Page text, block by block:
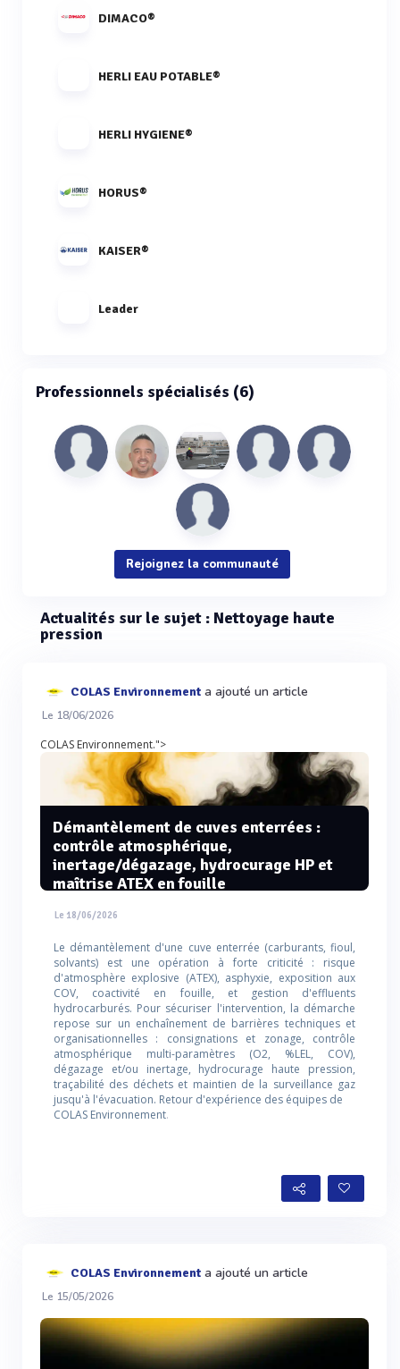
DIMACO®
HERLI EAU POTABLE®
HERLI HYGIENE®
HORUS®
KAISER®
Leader
Professionnels spécialisés (6)
Rejoignez la communauté
Actualités sur le sujet : Nettoyage haute
pression
COLAS Environnement a ajouté un article
Le 18/06/2026
COLAS Environnement.">
Démantèlement de cuves enterrées :
contrôle atmosphérique,
inertage/dégazage, hydrocurage HP et
maîtrise ATEX en fouille
Le 18/06/2026
Le démantèlement d'une cuve enterrée (carburants, fioul,
solvants) est une opération à forte criticité : risque
d'atmosphère explosive (ATEX), asphyxie, exposition aux
COV, coactivité en fouille, et gestion d'effluents
hydrocarburés. Pour sécuriser l'intervention, la démarche
repose sur un enchaînement de barrières techniques et
organisationnelles : consignations et zonage, contrôle
atmosphérique multi-paramètres (O2, %LEL, COV),
dégazage et/ou inertage, hydrocurage haute pression,
traçabilité des déchets et maintien de la surveillance gaz
jusqu'à l'évacuation. Retour d'expérience des équipes de
COLAS Environnement.
COLAS Environnement a ajouté un article
Le 15/05/2026